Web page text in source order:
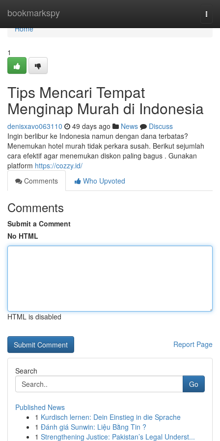
bookmarkspy
Home
Home
1
Tips Mencari Tempat
Menginap Murah di Indonesia
denisxavo063110 49 days ago News
Discuss
Ingin berlibur ke Indonesia namun dengan dana terbatas?
Menemukan hotel murah tidak perkara susah. Berikut sejumlah
cara efektif agar menemukan diskon paling bagus . Gunakan
platform https://cozzy.id/
Comments
Who Upvoted
Comments
Submit a Comment
No HTML
HTML is disabled
Report Page
Search
Go
Published News
1 Kurdisch lernen: Dein Einstieg in die Sprache
1 Đánh giá Sunwin: Liệu Bằng Tin ?
1 Strengthening Justice: Pakistan’s Legal Underst...